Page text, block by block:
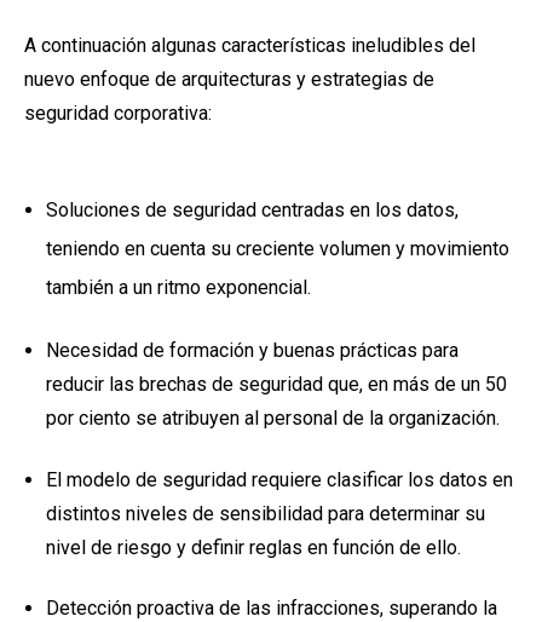
A continuación algunas características ineludibles del
nuevo enfoque de arquitecturas y estrategias de
seguridad corporativa:
Soluciones de seguridad centradas en los datos,
teniendo en cuenta su creciente volumen y movimiento
también a un ritmo exponencial.
Necesidad de formación y buenas prácticas para
reducir las brechas de seguridad que, en más de un 50
por ciento se atribuyen al personal de la organización.
El modelo de seguridad requiere clasificar los datos en
distintos niveles de sensibilidad para determinar su
nivel de riesgo y definir reglas en función de ello.
Detección proactiva de las infracciones, superando la